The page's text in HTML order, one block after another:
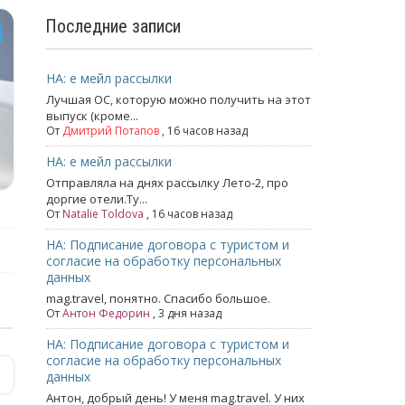
Последние записи
НА: е мейл рассылки
Лучшая ОС, которую можно получить на этот
выпуск (кроме...
От Дмитрий Потапов, 16 часов назад
НА: е мейл рассылки
Отправляла на днях рассылку Лето-2, про
доргие отели.Ту...
От Natalie Toldova , 16 часов назад
НА: Подписание договора с туристом и
согласие на обработку персональных
данных
mag.travel, понятно. Спасибо большое.
ОтАнтон Федорин , 3 дня назад
НА: Подписание договора с туристом и
согласие на обработку персональных
данных
Антон, добрый день! У меня mag.travel. У них